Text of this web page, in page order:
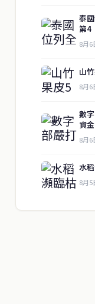
泰
第4
8月6
山
8月6
數
資金
8月6
水
8月5